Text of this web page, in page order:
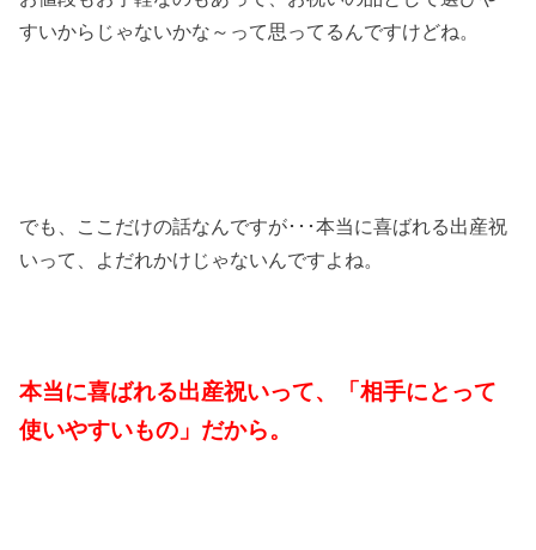
すいからじゃないかな～って思ってるんですけどね。
でも、ここだけの話なんですが･･･本当に喜ばれる出産祝
いって、よだれかけじゃないんですよね。
本当に喜ばれる出産祝いって、「相手にとって
使いやすいもの」だから。